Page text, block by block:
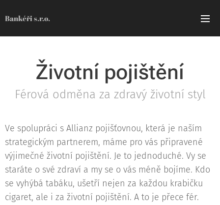
Bankéři s.r.o.
Životní pojištění
Férová odměna za zdravý životní styl
Ve spolupráci s Allianz pojišťovnou, která je naším
strategickým partnerem, máme pro vás připravené
výjimečné životní pojištění. Je to jednoduché. Vy se
staráte o své zdraví a my se o vás méně bojíme. Kdo
se vyhýbá tabáku, ušetří nejen za každou krabičku
cigaret, ale i za životní pojištění. A to je přece fér.